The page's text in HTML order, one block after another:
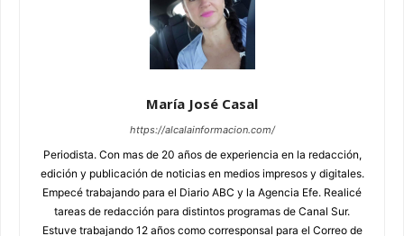
María José Casal
https://alcalainformacion.com/
Periodista. Con mas de 20 años de experiencia en la redacción,
edición y publicación de noticias en medios impresos y digitales.
Empecé trabajando para el Diario ABC y la Agencia Efe. Realicé
tareas de redacción para distintos programas de Canal Sur.
Estuve trabajando 12 años como corresponsal para el Correo de